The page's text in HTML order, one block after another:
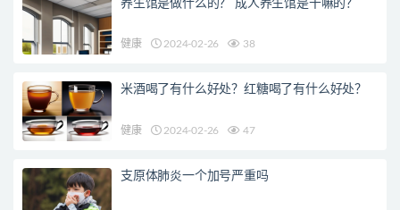
养生馆是做什么的？ 成人养生馆是干嘛的？
健康 2024-02-26 38
米酒喝了有什么好处？红糖喝了有什么好处？
健康 2024-02-26 47
支原体肺炎一个加号严重吗